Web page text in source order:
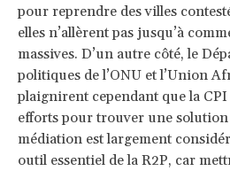
pour reprendre des villes
elles n’allèrent pas jusqu’à
massives. D’un autre côté, le
politiques de l’ONU et l’Union
plaignirent cependant que la
efforts pour trouver une
médiation est largement
outil essentiel de la R2P, car